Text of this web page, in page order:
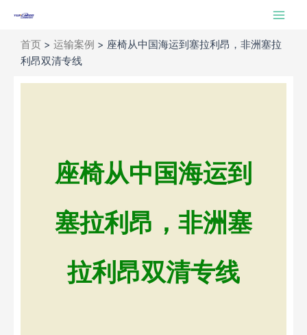
Main
首页 > 运输案例 > 座椅从中国海运到塞拉利昂，非洲塞拉
利昂双清专线
座椅从中国海运到
塞拉利昂，非洲塞
拉利昂双清专线